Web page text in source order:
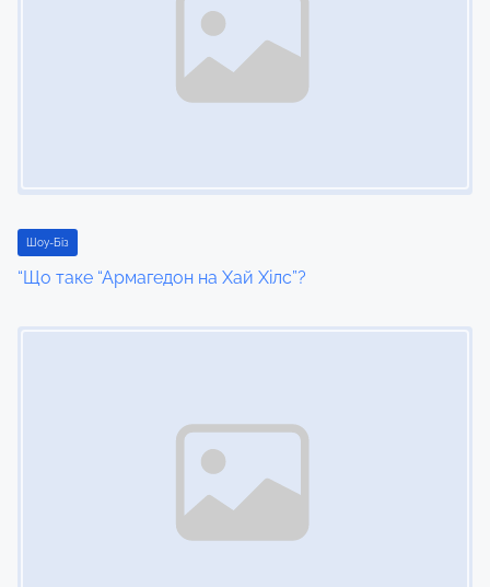
i
o
Шоу-Біз
“Що таке “Армагедон на Хай Хілс”?